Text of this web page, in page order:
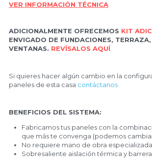
VER INFORMACIÓN TÉCNICA
ADICIONALMENTE OFRECEMOS KIT
ENVIGADO DE FUNDACIONES,
VENTANAS. REVÍSALOS AQUÍ
Si quieres hacer algún cambio en la
paneles de esta casa contáctanos
BENEFICIOS DEL SISTEMA:
Fabricamos tus paneles con la
que más te convenga (podemos
No requiere mano de obra especializada
Sobresaliente aislación térmica y